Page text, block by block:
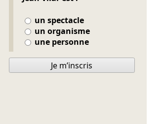
un spectacle
un organisme
une personne
Je m’inscris